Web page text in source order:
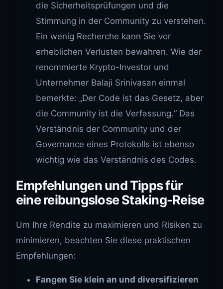
die Sicherheitsprüfungen und die
Stimmung in der Community zu verstehen.
Ein wenig Recherche kann Sie vor
erheblichen Verlusten bewahren. Wie der
renommierte Krypto-Investor und
Unternehmer Balaji Srinivasan einmal
bemerkte: „Der Code ist das Gesetz, aber
die Community ist die Verfassung.“ Das
Verständnis der Community und der
Governance eines Protokolls ist ebenso
wichtig wie das Verständnis des Codes.
Empfehlungen und Tipps für
eine reibungslose Staking-Reise
Um Ihre Rendite zu maximieren und Risiken zu
minimieren, beachten Sie diese praktischen
Empfehlungen:
Fangen Sie klein an und diversifizieren